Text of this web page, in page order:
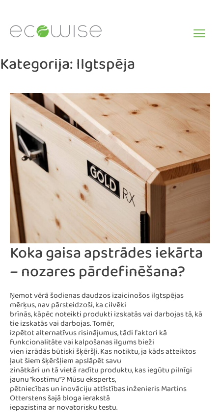
content
Kategorija:Ilgtspēja
Koka gaisa apstrādes iekārta
– nozares pārdefinēšana?
Ņemot vērā šodienas daudzos izaicinošos ilgtspējas
mērķus, nav pārsteidzoši, ka cilvēki
brīnās, kāpēc noteikti produkti izskatās vai darbojas tā, kā
tie izskatās vai darbojas. Tomēr,
izpētot alternatīvus risinājumus, tādi faktori kā
funkcionalitāte vai kalpošanas ilgums bieži
vien izrādās būtiski šķēršļi. Kas notiktu, ja kāds atteiktos
ļaut šiem šķēršļiem apslāpēt savu
zinātkāri un tā vietā radītu produktu, kas iegūtu pilnīgi
jaunu “kostīmu”? Mūsu eksperts,
pētniecības un inovāciju attīstības inženieris Martins
Otterstens šajā bloga ierakstā
iepazīstina ar novatorisku testu.